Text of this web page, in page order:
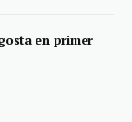
en primer